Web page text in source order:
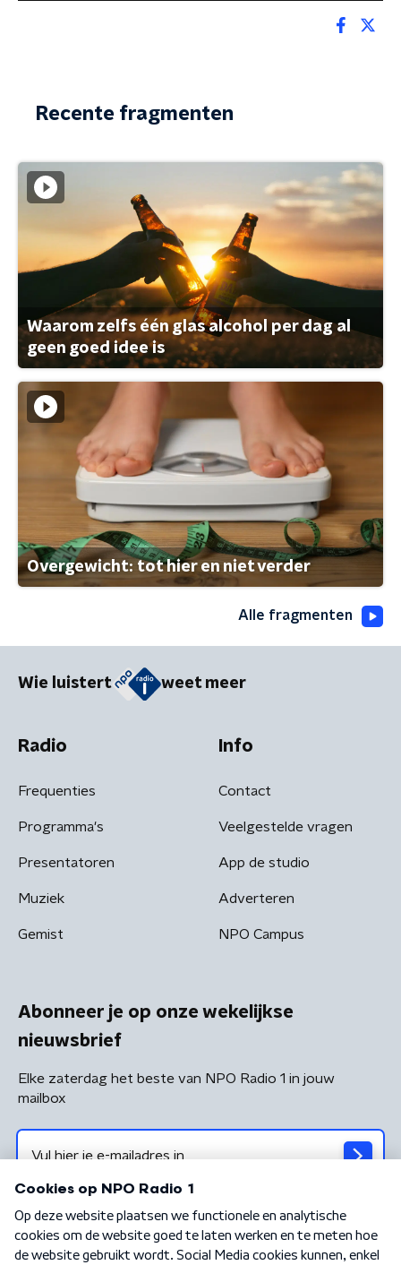
Recente fragmenten
Waarom zelfs één glas alcohol per dag al
geen goed idee is
Overgewicht: tot hier en niet verder
Alle fragmenten
Wie luistert weet meer
Radio
Frequenties
Programma's
Presentatoren
Muziek
Gemist
Info
Contact
Veelgestelde vragen
App de studio
Adverteren
NPO Campus
Abonneer je op onze wekelijkse
nieuwsbrief
Elke zaterdag het beste van NPO Radio 1 in jouw
mailbox